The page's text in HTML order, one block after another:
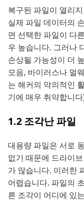
복구된 파일이 열리
실제 파일 데이터의
면 선택한 파일이 다
우 높습니다. 그러나
손상될 가능성이 더
모음, 바이러스나 멀
는 해커의 악의적인
기에 매우 취약합니
1.2 조각난 파일
대용량 파일은 서로
없기 때문에 드라이
가 많습니다. 이러한
어렵습니다. 파일의
른 조각이 어디에 있